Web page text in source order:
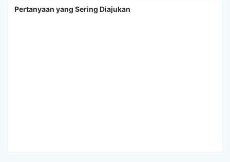
Pertanyaan yang Sering Diajukan